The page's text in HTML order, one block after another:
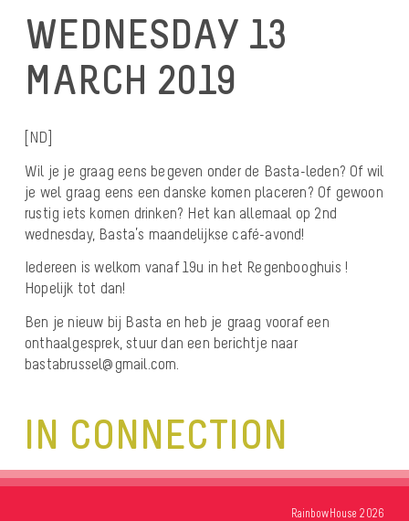
WEDNESDAY 13
MARCH 2019
[ND]
Wil je je graag eens begeven onder de Basta-leden? Of wil
je wel graag eens een danske komen placeren? Of gewoon
rustig iets komen drinken? Het kan allemaal op 2nd
wednesday, Basta’s maandelijkse café-avond!
Iedereen is welkom vanaf 19u in het Regenbooghuis !
Hopelijk tot dan!
Ben je nieuw bij Basta en heb je graag vooraf een
onthaalgesprek, stuur dan een berichtje naar
bastabrussel@gmail.com.
IN CONNECTION
RainbowHouse 2026